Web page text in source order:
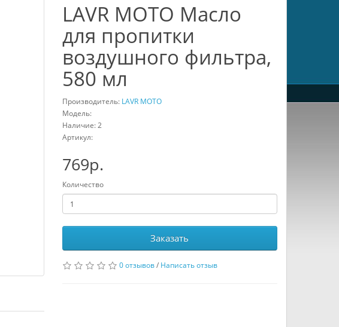
LAVR MOTO Масло
для пропитки
воздушного фильтра,
580 мл
Производитель: LAVR MOTO
Модель:
Наличие: 2
Артикул:
769р.
Количество
Заказать
0 отзывов/ Написать отзыв